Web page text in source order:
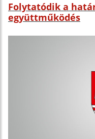
Folytatódik a
együttműködés